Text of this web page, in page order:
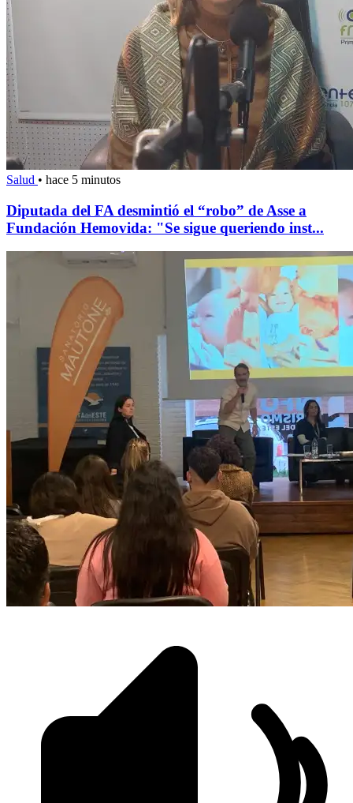
Salud • hace 5 minutos
Diputada del FA desmintió el “robo” de Asse a
Fundación Hemovida: "Se sigue queriendo inst...